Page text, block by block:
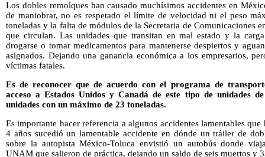
Los dobles remolques han causado muchísimos accidentes en
de maniobrar, no es respetado el límite de velocidad ni el peso
toneladas y la falta de módulos de la Secretaria de Comunicaciones
que circulan. Las unidades que transitan en mal estado y la
drogarse o tomar medicamentos para mantenerse despiertos y
asignados. Dejando una ganancia económica a los empresarios,
víctimas fatales.
Es de reconocer que de acuerdo con el programa de
acceso a Estados Unidos y Canadá de este tipo de unidades
unidades con un máximo de 23 toneladas.
Es importante hacer referencia a algunos accidentes lamentables
4 años sucedió un lamentable accidente en dónde un tráiler de
sobre la autopista México-Toluca envistió un autobús donde
UNAM que salieron de práctica, dejando un saldo de seis muertos y